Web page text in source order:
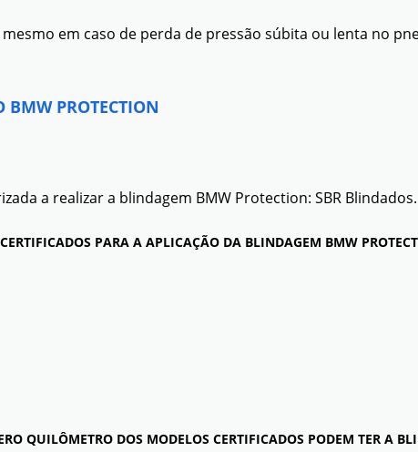
mesmo em caso de perda de pressão súbita ou lenta no
BMW PROTECTION
a realizar a blindagem BMW Protection: SBR Blindados.
PARA A APLICAÇÃO DA BLINDAGEM BMW
QUILÔMETRO DOS MODELOS CERTIFICADOS PODEM TER A